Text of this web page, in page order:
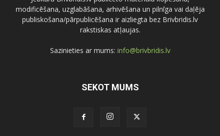
modificēšana, uzglabāšana, arhivēšana un pilnīga vai daļēja
publiskošana/pārpublicēšana ir aizliegta bez Brivbridis.lv
rakstiskas atļaujas.
Sazinieties ar mums: info@brivbridis.lv
SEKOT MUMS